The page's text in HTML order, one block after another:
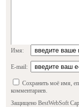
Имя:
E-mail:
Сохранить моё имя,
комментариев.
Защищено BestWebSoft